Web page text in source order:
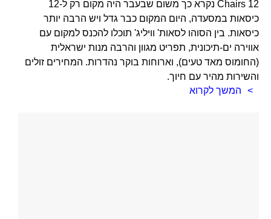
12 Chairs נקרא כך משום שבעבר היה מקום רק ל-12
כיסאות במסעדה, היום המקום כבר גדל ויש הרבה יותר
כיסאות. בין הסוהו לסאות' וויליג' תוכלו להכנס למקום עם
אווירה ים-תיכונית, תפריט מגוון והרבה מנות ישראלית
(החומוס מאד טעים), וארוחות בוקר נהדרות. המחירים זולים
והשירות מהיר עם חיוך.
המשך לקרוא